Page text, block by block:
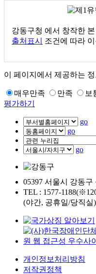
강동구청 에서 창작한
출처표시
조건에 따라
이 페이지에서 제공하는
매우만족 만족 보
평가하기
go
go
go
05397 서울시 강동
TEL : 1577-
(야간, 공휴일/당직실
개인정보처리방침
저작권정책